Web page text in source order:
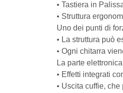
• Tastiera in
• Struttura
Uno dei punti di
• La struttura può
• Ogni chitarra
La parte
• Effetti integrati
• Uscita cuffie,